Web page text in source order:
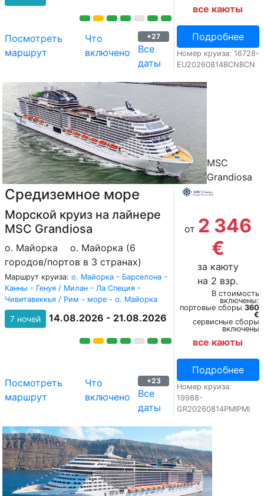
Посмотреть
маршрут
Что
включено
+27
Все
даты
все каюты
Подробнее
Номер круиза: 16728-
EU20260814BCNBCN
MSC
Grandiosa
Средиземное море
Морской круиз на лайнере
MSC Grandiosa
о. Майорка
о. Майорка (6
городов/портов в 3 странах)
Маршрут круиза: о. Майорка - Барселона -
Канны - Генуя / Милан - Ла Специя -
Чивитавеккья / Рим - море - о. Майорка
7 ночей 14.08.2026 - 21.08.2026
Посмотреть
маршрут
Что
включено
+23
Все
даты
от 2 346
€
за каюту
на 2 взр.
В стоимость
включены:
портовые сборы 360
€
сервисные сборы
включены
все каюты
Подробнее
Номер круиза:
19988-
GR20260814PMIPMI